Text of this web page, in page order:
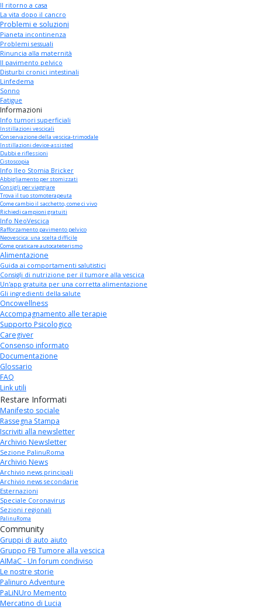
Il ritorno a casa
La vita dopo il cancro
Problemi e soluzioni
Pianeta incontinenza
Problemi sessuali
Rinuncia alla maternità
Il pavimento pelvico
Disturbi cronici intestinali
Linfedema
Sonno
Fatigue
Informazioni
Info tumori superficiali
Instillazioni vescicali
Conservazione della vescica-trimodale
Instillazioni device-assisted
Dubbi e riflessioni
Cistoscopia
Info Ileo Stomia Bricker
Abbigliamento per stomizzati
Consigli per viaggiare
Trova il tuo stomoterapeuta
Come cambio il sacchetto, come ci vivo
Richiedi campioni gratuiti
Info NeoVescica
Rafforzamento pavimento pelvico
Neovescica: una scelta difficile
Come praticare autocateterismo
Alimentazione
Guida ai comportamenti salutistici
Consigli di nutrizione per il tumore alla vescica
Un'app gratuita per una corretta alimentazione
Gli ingredienti della salute
Oncowellness
Accompagnamento alle terapie
Supporto Psicologico
Caregiver
Consenso informato
Documentazione
Glossario
FAQ
Link utili
Restare Informati
Manifesto sociale
Rassegna Stampa
Iscriviti alla newsletter
Archivio Newsletter
Sezione PalinuRoma
Archivio News
Archivio news principali
Archivio news secondarie
Esternazioni
Speciale Coronavirus
Sezioni regionali
PalinuRoma
Community
Gruppi di auto aiuto
Gruppo FB Tumore alla vescica
AIMaC - Un forum condiviso
Le nostre storie
Palinuro Adventure
PaLiNUro Memento
Mercatino di Lucia